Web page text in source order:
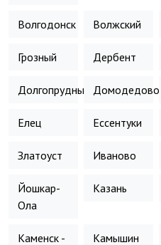
Волгодонск Волжский
Грозный Дербент
Долгопрудный Домодедово
Елец Ессентуки
Златоуст Иваново
Йошкар-
Ола
Казань
Каменск -
Камышин